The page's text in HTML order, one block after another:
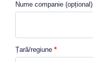
Nume companie (opțional)
Țară/regiune *